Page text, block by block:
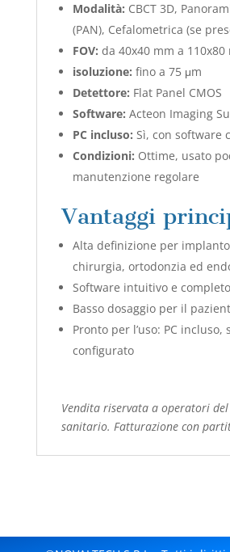
Modalità: CBCT 3D,
(PAN), Cefalometrica (se
FOV: da 40x40 mm a 110x80
isoluzione: fino a 75 μm
Detettore: Flat Panel CMOS
Software: Acteon Imaging
PC incluso: Sì, con software
Condizioni: Ottime, usato
manutenzione regolare
Vantaggi
Alta definizione per
chirurgia, ortodonzia ed
Software intuitivo e
Basso dosaggio per il
Pronto per l’uso: PC incluso,
configurato
Vendita riservata a operatori
sanitario. Fatturazione con